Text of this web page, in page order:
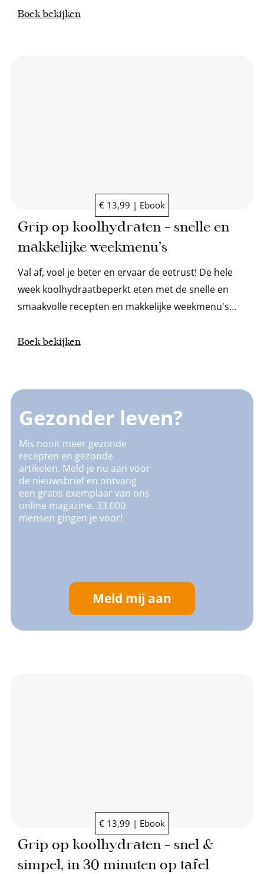
Boek bekijken
€ 13,99 | Ebook
Grip op koolhydraten – snelle en
makkelijke weekmenu’s
Val af, voel je beter en ervaar de eetrust! De hele
week koolhydraatbeperkt eten met de snelle en
smaakvolle recepten en makkelijke weekmenu's
Boek bekijken
Gezonder leven?
Mis nooit meer gezonde
recepten en gezonde
artikelen. Meld je nu aan voor
de nieuwsbrief en ontvang
een gratis exemplaar van ons
online magazine. 33.000
mensen gingen je voor!
Meld mij aan
€ 13,99 | Ebook
Grip op koolhydraten – snel &
simpel, in 30 minuten op tafel